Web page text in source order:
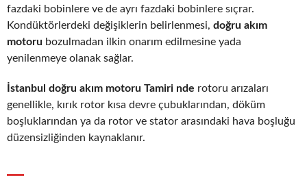
fazdaki bobinlere ve de ayrı fazdaki bobinlere sıçrar.
Kondüktörlerdeki değişiklerin belirlenmesi, doğru akım
motoru bozulmadan ilkin onarım edilmesine yada
yenilenmeye olanak sağlar.
İstanbul doğru akım motoru Tamiri nde rotoru arızaları
genellikle, kırık rotor kısa devre çubuklarından, döküm
boşluklarından ya da rotor ve stator arasındaki hava boşluğu
düzensizliğinden kaynaklanır.